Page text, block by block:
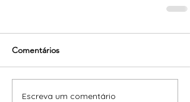
Comentários
Escreva um comentário